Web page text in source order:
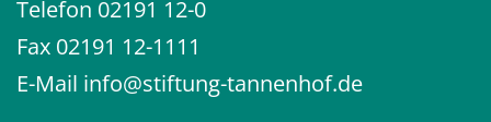
Klinik Wuppertal
42285 Wuppertal-Barmen
Mehr Infos
Telefon 02191 12-0
Fax 02191 12-1111
E-Mail info@stiftung-tannenhof.de